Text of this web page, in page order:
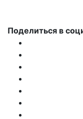
Поделиться в